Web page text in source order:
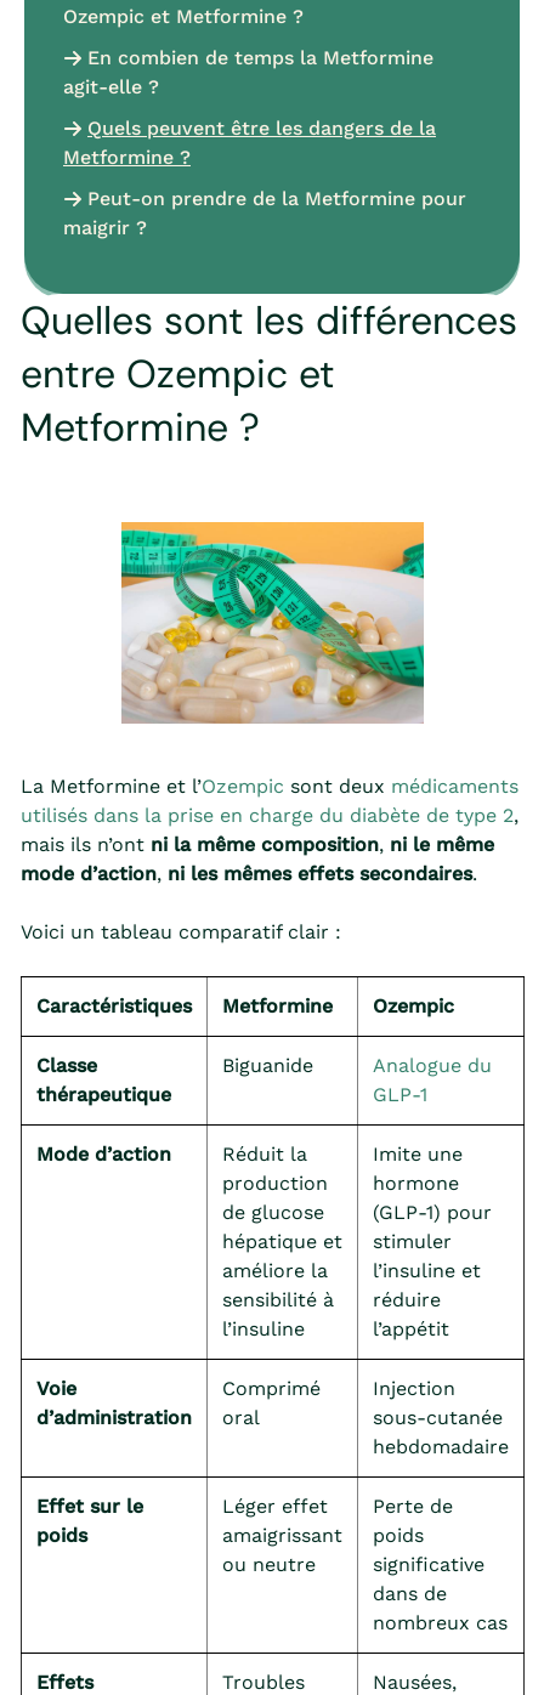
Ozempic et Metformine ?
En combien de temps la Metformine
agit-elle ?
Quels peuvent être les dangers de la
Metformine ?
Peut-on prendre de la Metformine pour
maigrir ?
Quelles sont les différences
entre Ozempic et
Metformine ?
La Metformine et l’Ozempic sont deux médicaments
utilisés dans la prise en charge du diabète de type 2,
mais ils n’ont ni la même composition, ni le même
mode d’action, ni les mêmes effets secondaires.
Voici un tableau comparatif clair :
Caractéristiques Metformine Ozempic
Classe
thérapeutique
Biguanide
Analogue du
GLP-1
Mode d’action
Réduit la
production
de glucose
hépatique et
améliore la
sensibilité à
l’insuline
Imite une
hormone
(GLP-1) pour
stimuler
l’insuline et
réduire
l’appétit
Voie
d’administration
Comprimé
oral
Injection
sous-cutanée
hebdomadaire
Effet sur le
poids
Léger effet
amaigrissant
ou neutre
Perte de
poids
significative
dans de
nombreux cas
Effets Troubles Nausées,